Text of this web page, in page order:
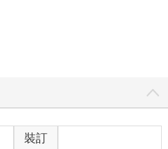
裝訂